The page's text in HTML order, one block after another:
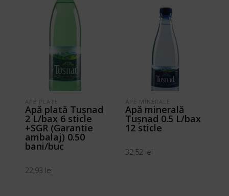
APE PLATE
Apă plată Tuşnad
2 L/bax 6 sticle
+SGR (Garantie
ambalaj) 0.50
bani/buc
22,93 lei
APE MINERALE
Apă minerală
Tuşnad 0.5 L/bax
12 sticle
32,52 lei